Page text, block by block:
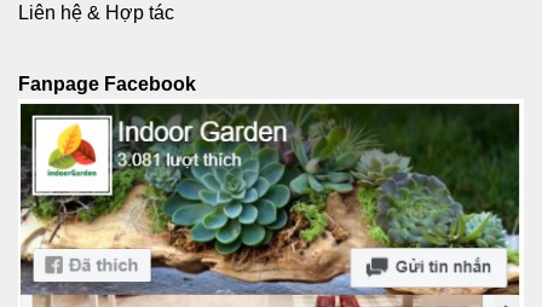
Liên hệ & Hợp tác
Fanpage Facebook